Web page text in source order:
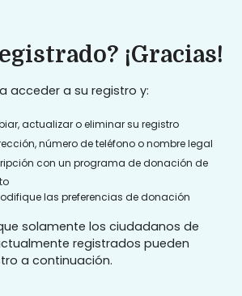
¡Gracias!
acceder a su registro y:
actualizar o eliminar su registro
número de teléfono o nombre legal
con un programa de donación de
las preferencias de donación
solamente los ciudadanos de
registrados pueden
a continuación.